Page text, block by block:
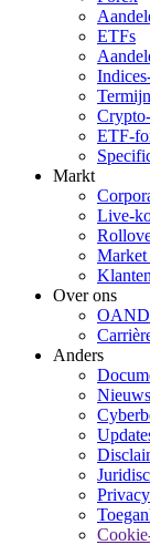
ETFs
ETF-
Markt
Live-
Market
Over ons
Anders
Nieuws